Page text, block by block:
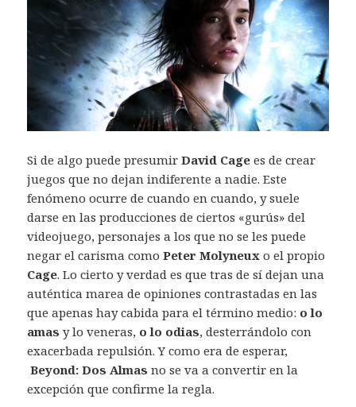
Si de algo puede presumirDavid Cage es de crear
juegos que no dejan indiferente a nadie. Este
fenómeno ocurre de cuando en cuando, y suele
darse en las producciones de ciertos «gurús» del
videojuego, personajes a los que no se les puede
negar el carisma comoPeter Molyneux o el propio
Cage. Lo cierto y verdad es que tras de sí dejan una
auténtica marea de opiniones contrastadas en las
que apenas hay cabida para el término medio: o lo
amas y lo veneras, o lo odias, desterrándolo con
exacerbada repulsión. Y como era de esperar,
Beyond: Dos Almas no se va a convertir en la
excepción que confirme la regla.